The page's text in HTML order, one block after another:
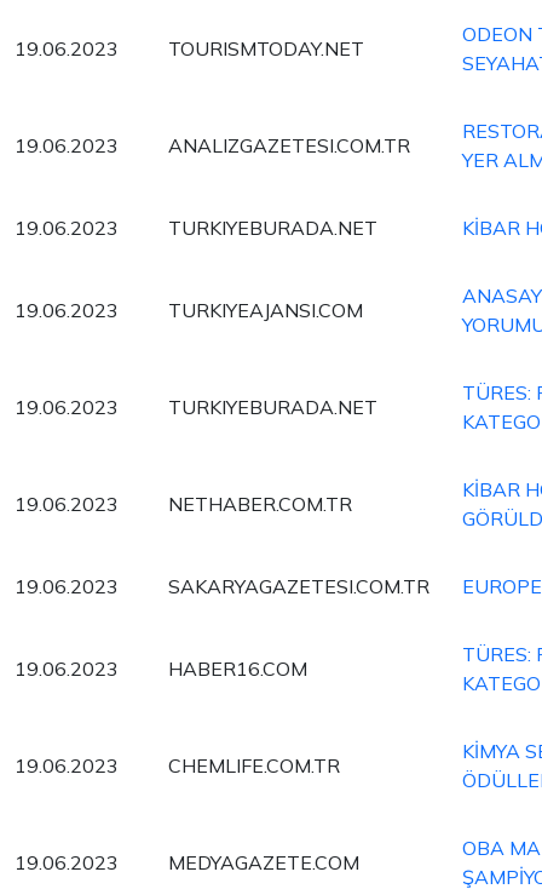
19.06.2023 TOURISMTODAY.NET
ODEON
19.06.2023 ANALIZGAZETESI.COM.TR
YER
19.06.2023 TURKIYEBURADA.NET KİBAR
19.06.2023 TURKIYEAJANSI.COM
19.06.2023 TURKIYEBURADA.NET
TÜRES:
19.06.2023 NETHABER.COM.TR
KİBAR
19.06.2023 SAKARYAGAZETESI.COM.TR
19.06.2023 HABER16.COM
TÜRES:
19.06.2023 CHEMLIFE.COM.TR
KİMYA
19.06.2023 MEDYAGAZETE.COM
OBA